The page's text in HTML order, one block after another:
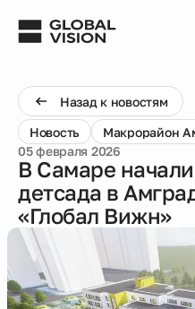
Выбрать квартиру
Проекты
Недвижимость
Коммерция
Кладовые
Назад к новостям
Новость
Макрорайон
05 февраля 2026
В Самаре
детсада в
«Глобал Вижн»